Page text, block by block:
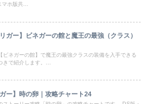
ホ版共...
ガー】ビネガーの館と魔王の最強（クラス）
ビネガーの館】で魔王の最強クラスの装備を入手できる
きで紹介します。...
ガー】時の卵｜攻略チャート24